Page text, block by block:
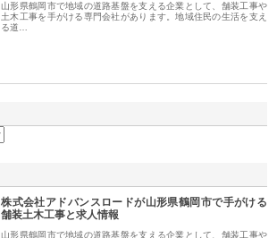
山形県鶴岡市で地域の道路基盤を支える企業として、舗装工事や
土木工事を手がける専門会社があります。地域住民の生活を支え
る道…
株式会社アドバンスロードが山形県鶴岡市で手がける
舗装土木工事と求人情報
山形県鶴岡市で地域の道路基盤を支える企業として、舗装工事や